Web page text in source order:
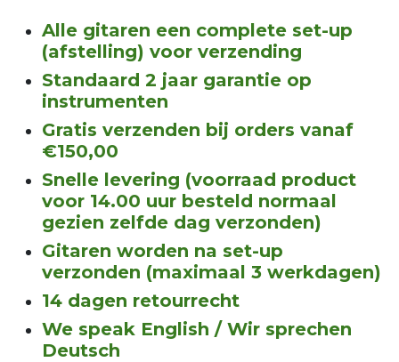
Alle gitaren een complete set-up
(afstelling) voor verzending
Standaard 2 jaar garantie op
instrumenten
Gratis verzenden bij orders vanaf
€150,00
Snelle levering (voorraad product
voor 14.00 uur besteld normaal
gezien zelfde dag verzonden)
Gitaren worden na set-up
verzonden (maximaal 3 werkdagen)
14 dagen retourrecht
We speak English / Wir sprechen
Deutsch